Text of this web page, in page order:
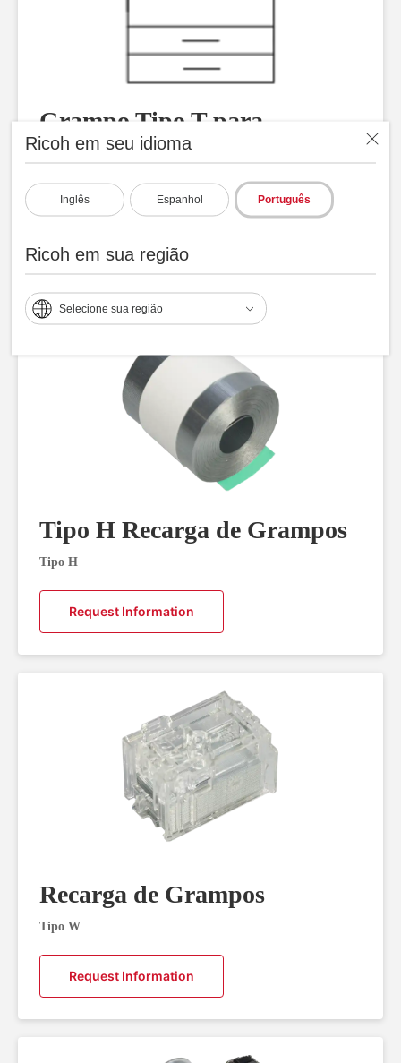
Ricoh em seu idioma
Inglês Espanhol Português
Ricoh em sua região
Selecione sua região
Grampo Tipo T para
Finalizador Interno
Rendimento: 100.000
Conteúdo: 1 frasco de toner residual
Request Information
Tipo H Recarga de Grampos
Tipo H
Request Information
Recarga de Grampos
Tipo W
Request Information